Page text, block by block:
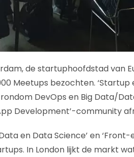
de startuphoofdstad van
Meetups bezochten.
DevOps en Big Data/
Development’-community
en Data Science’ en
In London lijkt de markt